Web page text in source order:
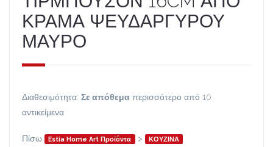
ΚΡΑΜΑ ΨΕΥΔΑΡΓΥΡΟΥ
ΜΑΥΡΟ
Διαθεσιμότητα: Σε απόθεμα περισσότερο από 10
αντικείμενα
Πίσω Estia Home Art Προϊόντα > ΚΟΥΖΙΝΑ